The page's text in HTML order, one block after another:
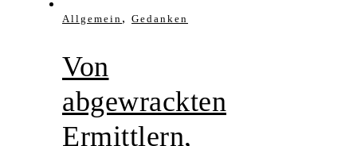
Allgemein , Gedanken
Von
abgewrackten
Ermittlern,